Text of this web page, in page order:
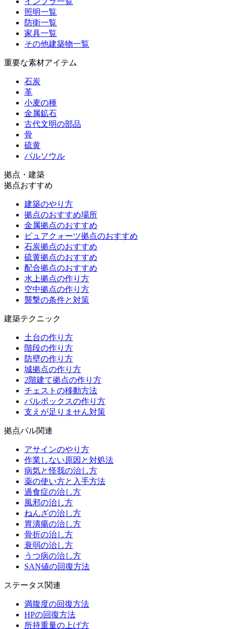
照明一覧
防衛一覧
家具一覧
その他建築物一覧
重要な素材アイテム
石炭
革
小麦の種
金属鉱石
古代文明の部品
骨
硫黄
パルソウル
拠点・建築
拠点おすすめ
建築のやり方
拠点のおすすめ場所
金属拠点のおすすめ
ピュアクォーツ拠点のおすすめ
石炭拠点のおすすめ
硫黄拠点のおすすめ
配合拠点のおすすめ
水上拠点の作り方
空中拠点の作り方
襲撃の条件と対策
建築テクニック
土台の作り方
階段の作り方
防壁の作り方
城拠点の作り方
2階建て拠点の作り方
チェストの移動方法
パルボックスの作り方
支えが足りません対策
拠点パル関連
アサインのやり方
作業しない原因と対処法
病気と怪我の治し方
薬の使い方と入手方法
過食症の治し方
風邪の治し方
ねんざの治し方
胃潰瘍の治し方
骨折の治し方
衰弱の治し方
うつ病の治し方
SAN値の回復方法
ステータス関連
満腹度の回復方法
HPの回復方法
所持重量の上げ方